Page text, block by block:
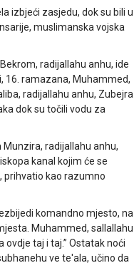
izbjeći zasjedu, dok su bili u
muslimanska vojska
radijallahu anhu, ide
16. ramazana, Muhammed,
radijallahu anhu, Zubejra
dok su točili vodu za
radijallahu anhu,
kanal kojim će se
prihvatio kao razumno
komandno mjesto, na
Muhammed, sallallahu
taj i taj.” Ostatak noći
ve te'ala, učino da